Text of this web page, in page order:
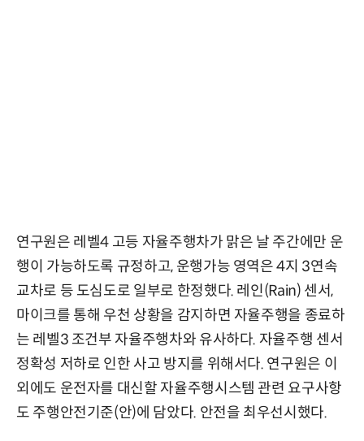
연구원은 레벨4 고등 자율주행차가 맑은 날 주간에만 운
행이 가능하도록 규정하고, 운행가능 영역은 4지 3연속
교차로 등 도심도로 일부로 한정했다. 레인(Rain) 센서,
마이크를 통해 우천 상황을 감지하면 자율주행을 종료하
는 레벨3 조건부 자율주행차와 유사하다. 자율주행 센서
정확성 저하로 인한 사고 방지를 위해서다. 연구원은 이
외에도 운전자를 대신할 자율주행시스템 관련 요구사항
도 주행안전기준(안)에 담았다. 안전을 최우선시했다.